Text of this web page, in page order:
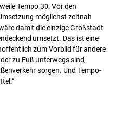
Tempo 30. Vor den
möglichst zeitnah
damit die einzige Großstadt
umsetzt. Das ist eine
zum Vorbild für andere
zu Fuß unterwegs sind,
sorgen. Und Tempo-